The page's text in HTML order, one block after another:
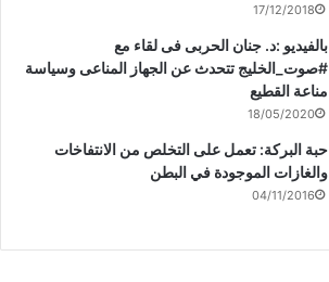
17/12/2018
بالفيديو :د. جنان الحربى فى لقاء مع
#صوت_الخليج تتحدث عن الجهاز المناعى وسياسة
مناعة القطيع
18/05/2020
حبة البركة: تعمل على التخلص من الانتفاخات
والغازات الموجودة في البطن
04/11/2016